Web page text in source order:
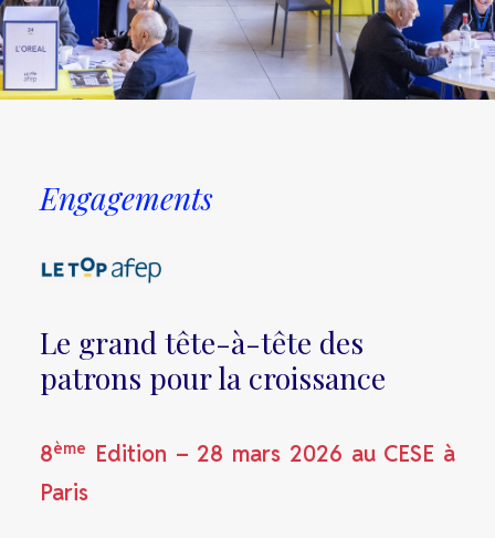
RECHERCHE
Engagements
Le grand tête-à-tête des
patrons pour la croissance
8ème Edition – 28 mars 2026 au CESE à
Paris